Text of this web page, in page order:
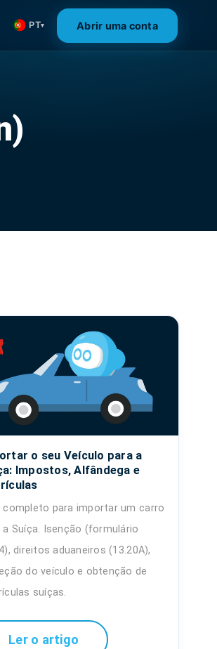
PT▾ Abrir uma conta
o seu Veículo para a
Impostos, Alfândega e
completo para importar um carro
a Suíça. Isenção (formulário
direitos aduaneiros (13.20A),
do veículo e obtenção de
suíças.
Ler o artigo